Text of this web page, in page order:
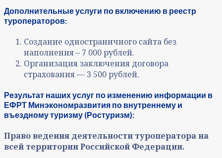
Дополнительные услуги по включению в реестр
туроператоров:
Создание одностраничного сайта без
наполнения – 7 000 рублей.
Организация заключения договора
страхования — 3 500 рублей.
Результат наших услуг по изменению информации в
ЕФРТ Минэкономразвития по внутреннему и
въездному туризму (Ростуризм):
Право ведения деятельности туроператора на
всей территории Российской Федерации.